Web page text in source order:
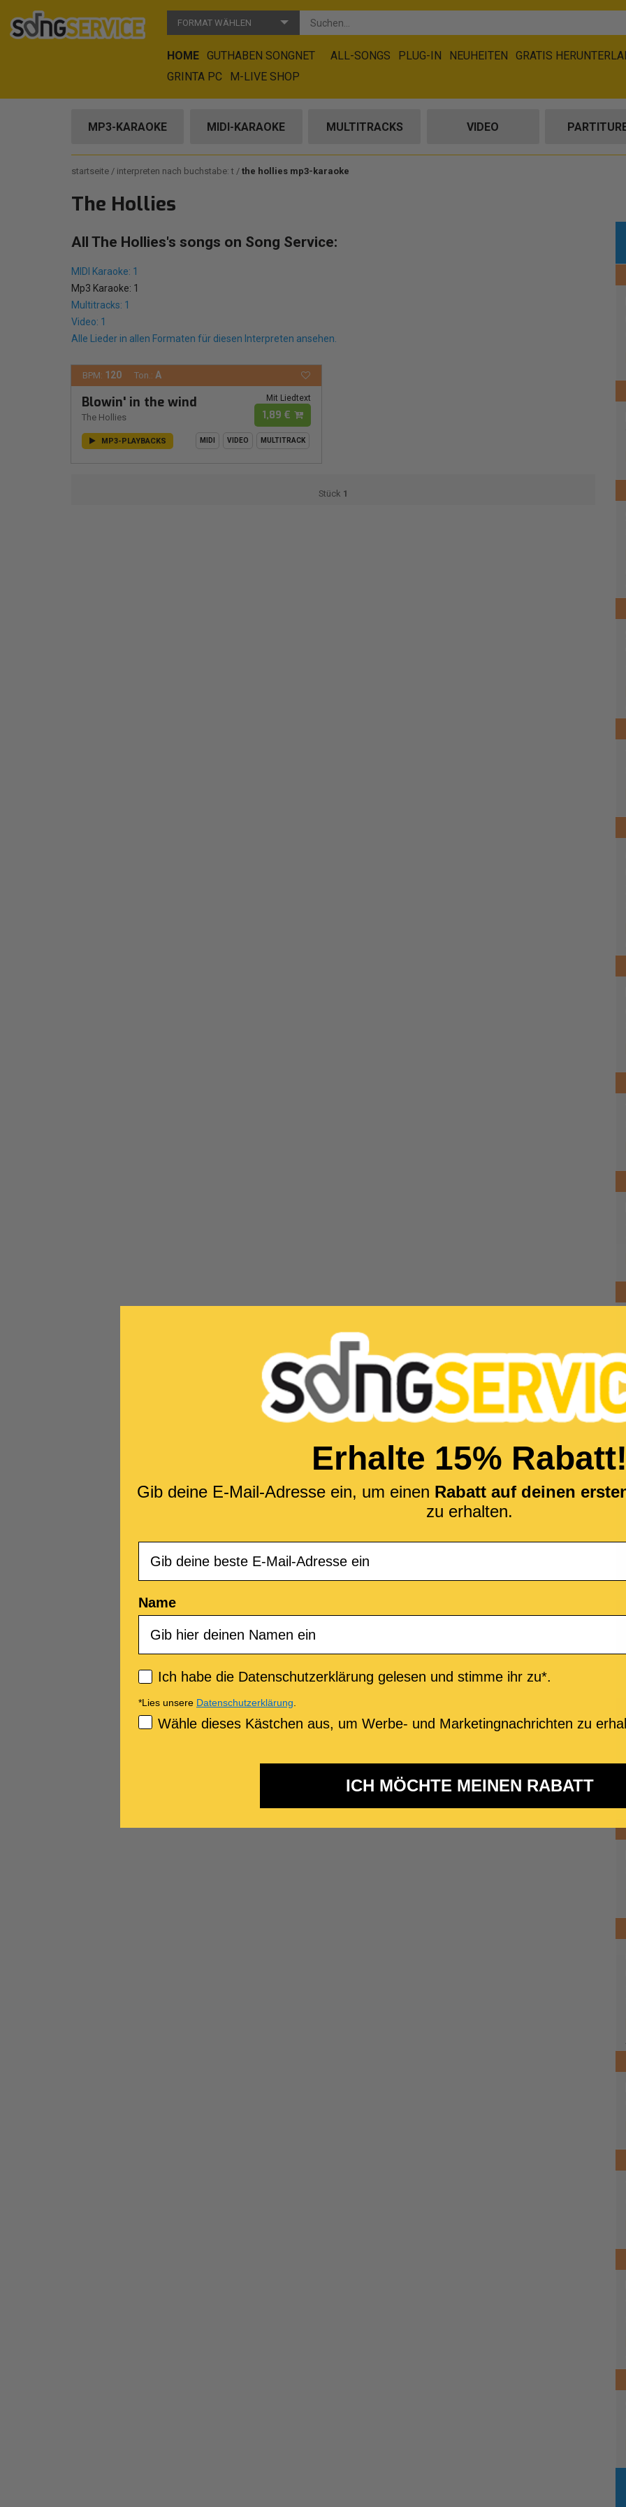
FORMAT WÄHLEN
HOME GUTHABEN SONGNET ALL-SONGS PLUG-IN NEUHEITEN
GRATIS
GRINTA PC
M-LIVE SHOP
MP3-KARAOKE MIDI-KARAOKE MULTITRACKS VIDEO
startseite interpreten nach buchstabe: t the hollies mp3-karaoke
The Hollies
All The Hollies's songs on Song Service:
MIDI Karaoke: 1
Mp3 Karaoke: 1
Multitracks: 1
Video: 1
Alle Lieder in allen Formaten für diesen Interpreten ansehen.
BPM: 120 Ton.: A
Blowin' in the wind
The Hollies
Mit Liedtext
1,89 €
MP3-PLAYBACKS MIDI VIDEO MULTITRACK
Stück 1
Erhalte 15% Rabatt!
Gib deine E-Mail-Adresse ein, um einen Rabatt auf deinen
zu erhalten.
Name
Privacy policy
Ich habe die Datenschutzerklärung gelesen und stimme ihr zu*.
*Lies unsere Datenschutzerklärung.
Consenso Marketing
Wähle dieses Kästchen aus, um Werbe- und Marketingnachrichten zu
ICH MÖCHTE MEINEN RABATT